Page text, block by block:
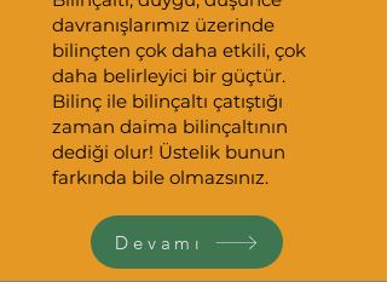
davranışlarımız üzerinde
bilinçten çok daha etkili, çok
daha belirleyici bir güçtür.
Bilinç ile bilinçaltı çatıştığı
zaman daima bilinçaltının
dediği olur! Üstelik bunun
farkında bile olmazsınız.
Devamı